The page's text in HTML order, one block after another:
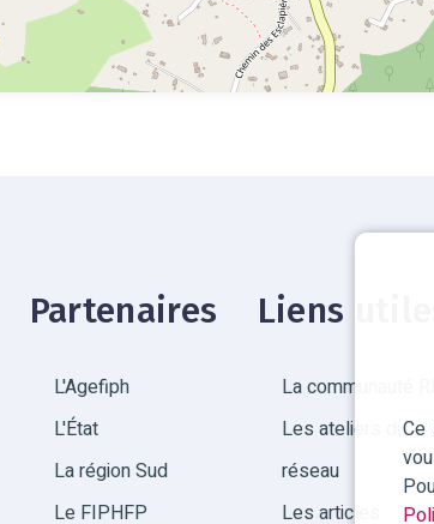
Ce
Partenaires
L'Agefiph
L'État
La région Sud
Le FIPHFP
Liens utiles
La communauté
Les ateliers du
réseau
Les articles